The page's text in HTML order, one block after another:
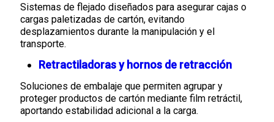
Sistemas de flejado diseñados para asegurar cajas o
cargas paletizadas de cartón, evitando
desplazamientos durante la manipulación y el
transporte.
Retractiladoras y hornos de retracción
Soluciones de embalaje que permiten agrupar y
proteger productos de cartón mediante film retráctil,
aportando estabilidad adicional a la carga.